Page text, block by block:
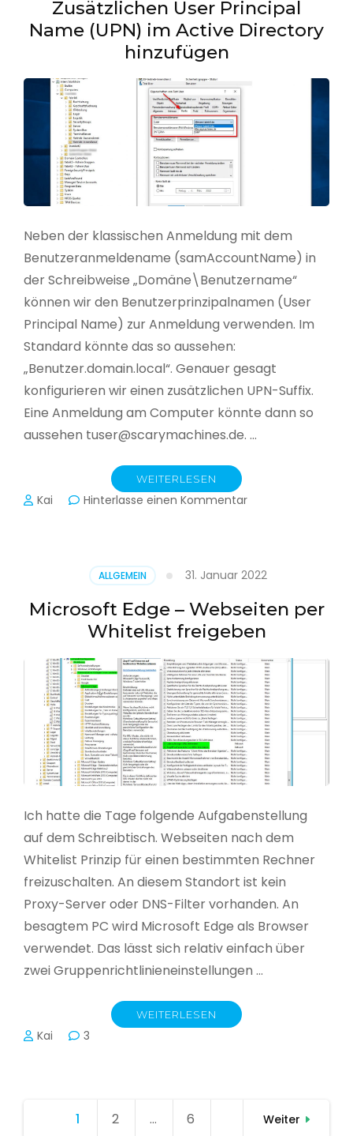
Zusätzlichen User Principal
Name (UPN) im Active Directory
hinzufügen
Neben der klassischen Anmeldung mit dem
Benutzeranmeldename (samAccountName) in
der Schreibweise „Domäne\Benutzername“
können wir den Benutzerprinzipalnamen (User
Principal Name) zur Anmeldung verwenden. Im
Standard könnte das so aussehen:
„Benutzer.domain.local“. Genauer gesagt
konfigurieren wir einen zusätzlichen UPN-Suffix.
Eine Anmeldung am Computer könnte dann so
aussehen tuser@scarymachines.de. …
WEITERLESEN
Kai Hinterlasse einen Kommentarzu
(UPN)
im
Active
Directory
ALLGEMEIN 31. Januar 2022
Microsoft Edge – Webseiten per
Whitelist freigeben
Ich hatte die Tage folgende Aufgabenstellung
auf dem Schreibtisch. Webseiten nach dem
Whitelist Prinzip für einen bestimmten Rechner
freizuschalten. An diesem Standort ist kein
Proxy-Server oder DNS-Filter vorhanden. An
besagtem PC wird Microsoft Edge als Browser
verwendet. Das lässt sich relativ einfach über
zwei Gruppenrichtlinieneinstellungen …
WEITERLESEN
Kai 3
Seitennummerierung
1 Seite
2 … Seite
6 Weiter